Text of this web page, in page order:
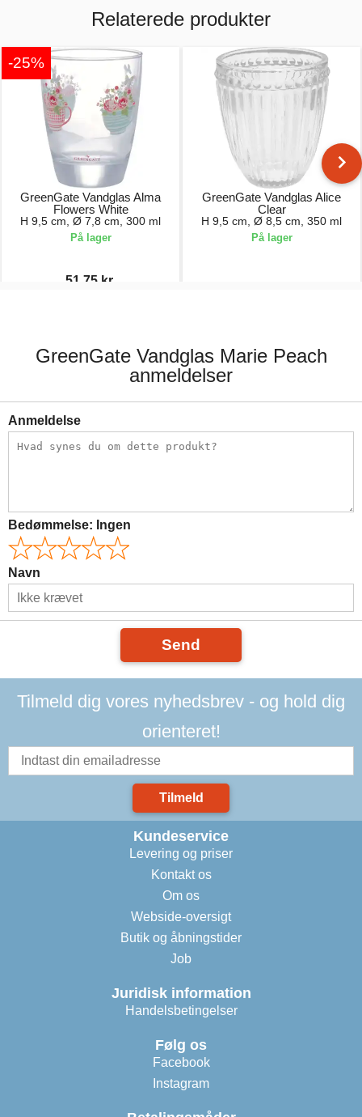
Relaterede produkter
-25%
GreenGate Vandglas Alma
Flowers White
H 9,5 cm, Ø 7,8 cm, 300 ml
På lager
51,75 kr.
GreenGate Vandglas Alice
Clear
H 9,5 cm, Ø 8,5 cm, 350 ml
På lager
GreenGate Vandglas Marie Peach
anmeldelser
Anmeldelse
Bedømmelse: Ingen
Navn
Send
Tilmeld dig vores nyhedsbrev - og hold dig
orienteret!
Tilmeld
Kundeservice
Levering og priser
Kontakt os
Om os
Webside-oversigt
Butik og åbningstider
Job
Juridisk information
Handelsbetingelser
Følg os
Facebook
Instagram